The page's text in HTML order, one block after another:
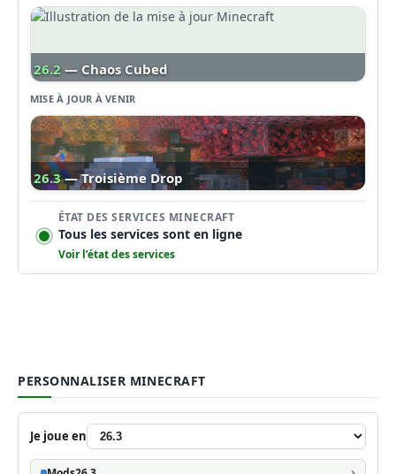
26.2 — Chaos Cubed
MISE À JOUR À VENIR
26.3 — Troisième Drop
ÉTAT DES SERVICES MINECRAFT
Tous les services sont en ligne
Voir l’état des services
PERSONNALISER MINECRAFT
Je joue en